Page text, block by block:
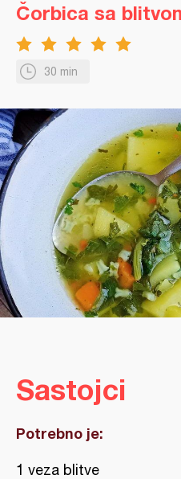
30 min
Čorbica sa
Sastojci
Potrebno je:
1 veza blitve